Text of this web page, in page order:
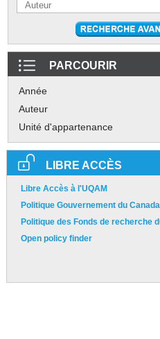
PARCOURIR
Année
Auteur
Unité d'appartenance
LIBRE ACCÈS
Libre Accès à l'UQAM
Politique Gouvernement du Canada
Politique des Fonds de recherche
Open policy finder